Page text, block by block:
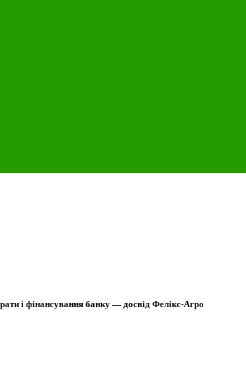
і фінансування банку — досвід Фелікс-Агро